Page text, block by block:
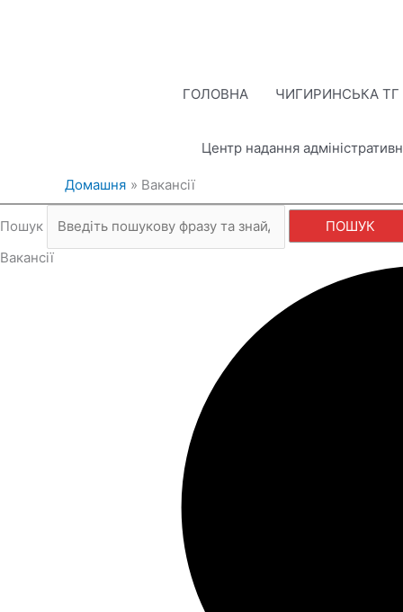
ГОЛОВНА ЧИГИРИНСЬКА ТГ
Центр надання
Домашня Вакансії
Пошук
ПОШУК
Вакансії